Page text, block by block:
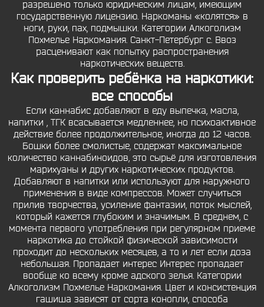
разрешено только юридическим лицам, имеющим
государственную лицензию. Наркоманы «колятся» в
ноги, руки, пах, подмышки. Категории Алкоголизм
Похмелье Наркомания. Санкт-Петербург с. Ввоз
расценивают как попытку распространения
наркотических веществ.
Как проверить ребёнка на наркотики:
все способы
Если каннабис добавляют в еду выпечка, масла,
напитки , ТГК всасывается медленнее, но психоактивное
действие более продолжительное, иногда до 12 часов.
Бошки более смолистые, содержат максимальное
количество каннабиноидов, это сырьё для изготовления
марихуаны и других наркотических продуктов.
Добавляют в напитки или используют для наружного
применения в виде компрессов. Может случиться
прилив творчества, усиление фантазии, поток мыслей,
который кажется глубоким и значимым. В среднем, с
момента первого употребления при регулярном приеме
наркотика до стойкой физической зависимости
проходит до нескольких месяцев, а то и лет если доза
небольшая. Пропадает интерес Интерес пропадает
вообще ко всему кроме адского зелья. Категории
Алкоголизм Похмелье Наркомания. Цвет и консистенция
гашиша зависят от сорта конопли, способа